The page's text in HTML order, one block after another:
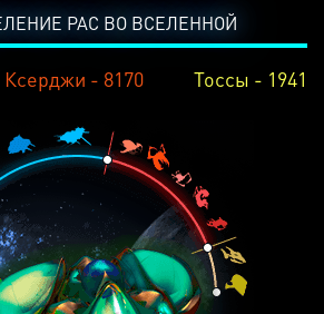
РАС ВО ВСЕЛЕННОЙ
Ксерджи - 8170 Тоссы - 1941